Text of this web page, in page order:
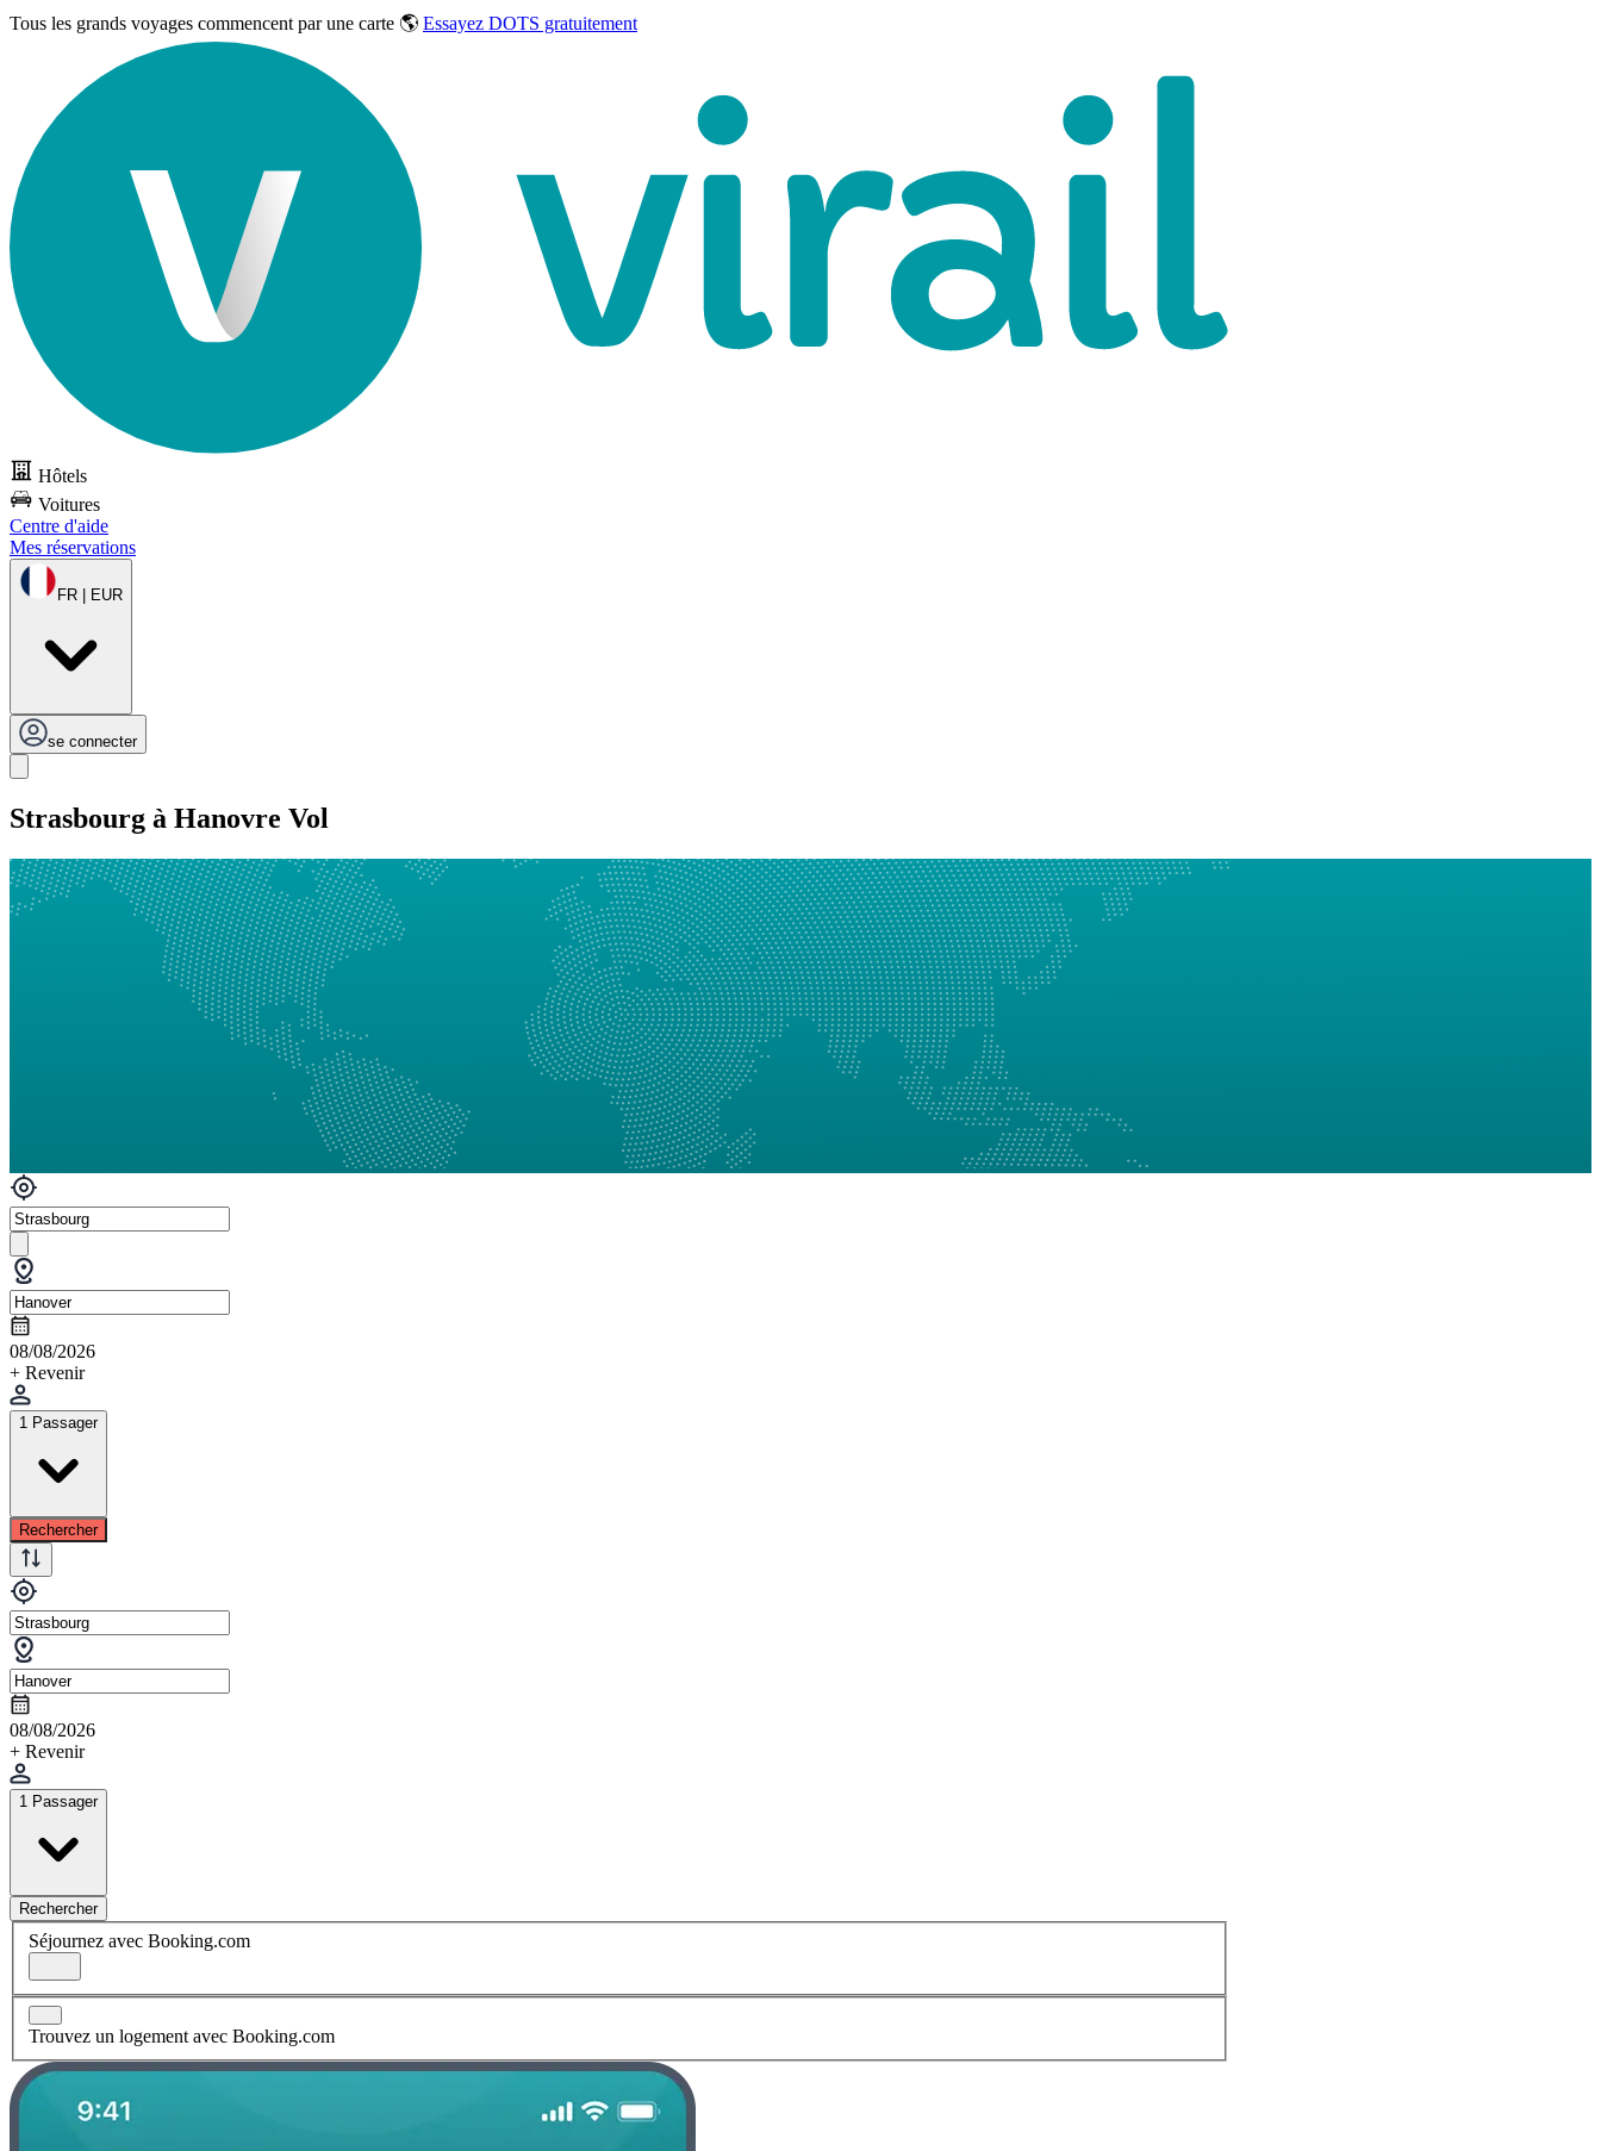
Tous les grands voyages commencent par une carte 🌎 Essayez DOTS gratuitement
Hôtels
Voitures
Centre d'aide
Mes réservations
FR | EUR
se connecter
Strasbourg à Hanovre Vol
08/08/2026
+ Revenir
1 Passager
Rechercher
08/08/2026
+ Revenir
1 Passager
Rechercher
Séjournez avec Booking.com
Trouvez un logement avec Booking.com